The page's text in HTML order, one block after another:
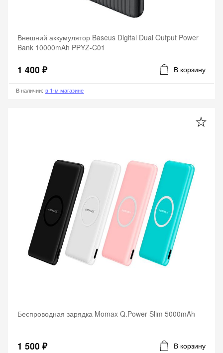
Внешний аккумулятор Baseus Digital Dual Output Power
Bank 10000mAh PPYZ-C01
1 400 ₽ В корзину
В наличии: в 1-м магазине
Беспроводная зарядка Momax Q.Power Slim 5000mAh
1 500 ₽ В корзину